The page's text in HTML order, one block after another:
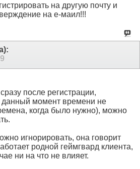
на другую почту и
на е-маил!!!
после регистрации,
данный момент времени не
когда было нужно), можно
игнорировать, она говорит
родной геймгвард клиента,
ни на что не влияет.